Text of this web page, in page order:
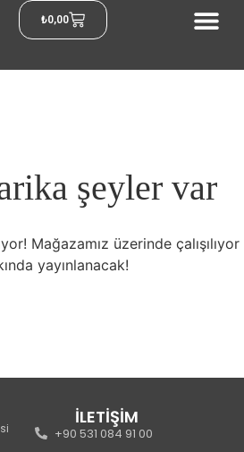
₺0,00
şeyler var
Mağazamız üzerinde çalışılıyor
yayınlanacak!
İLETİŞİM
+90 531 084 91 00